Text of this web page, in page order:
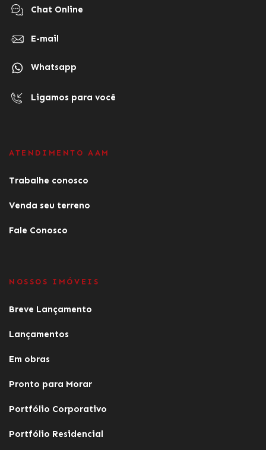
Chat Online
E-mail
Whatsapp
Ligamos para você
ATENDIMENTO AAM
Trabalhe conosco
Venda seu terreno
Fale Conosco
NOSSOS IMÓVEIS
Breve Lançamento
Lançamentos
Em obras
Pronto para Morar
Portfólio Corporativo
Portfólio Residencial